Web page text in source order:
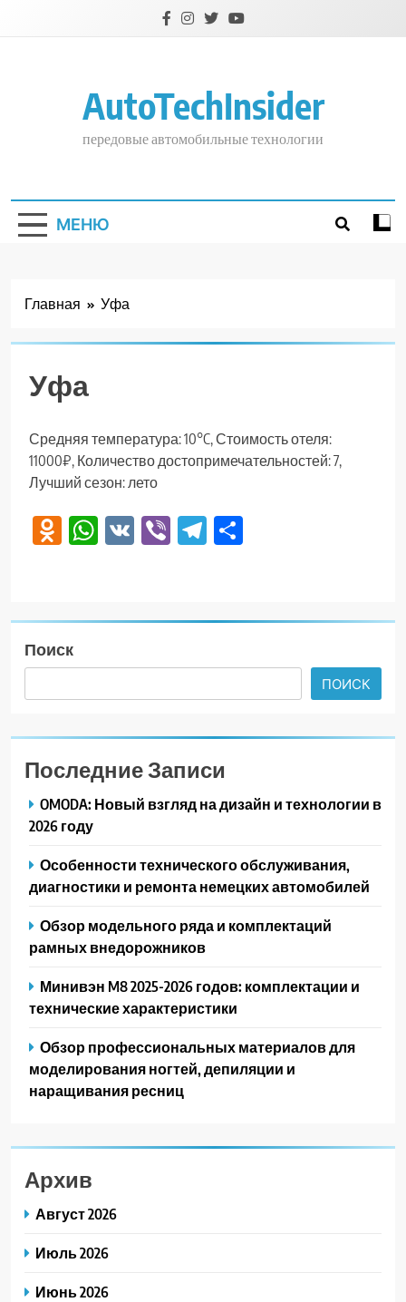
AutoTechInsider
передовые автомобильные технологии
МЕНЮ
Главная Уфа
Уфа
Средняя температура: 10°C, Стоимость отеля:
11000₽, Количество достопримечательностей: 7,
Лучший сезон: лето
Odnoklassniki
WhatsApp
VK ViberTelegram
Поиск
ПОИСК
Последние Записи
OMODA: Новый взгляд на дизайн и технологии в
2026 году
Особенности технического обслуживания,
диагностики и ремонта немецких автомобилей
Обзор модельного ряда и комплектаций
рамных внедорожников
Минивэн M8 2025-2026 годов: комплектации и
технические характеристики
Обзор профессиональных материалов для
моделирования ногтей, депиляции и
наращивания ресниц
Архив
Август 2026
Июль 2026
Июнь 2026